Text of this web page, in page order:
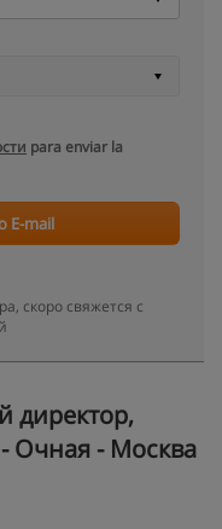
para enviar la
E-mail
скоро свяжется с
директор,
Очная - Москва